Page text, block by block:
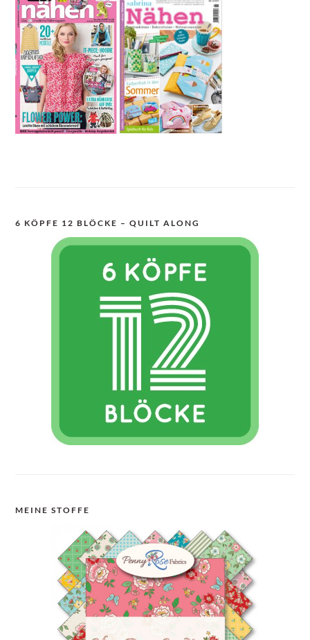
6 KÖPFE 12 BLÖCKE – QUILT ALONG
MEINE STOFFE